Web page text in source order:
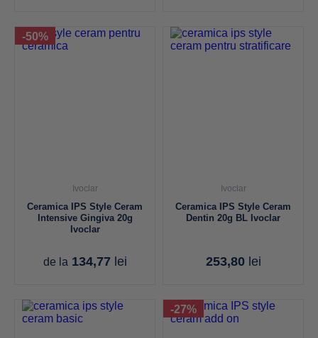
-50%
Ivoclar
Ceramica IPS Style Ceram
Intensive Gingiva 20g
Ivoclar
de la 134,77 lei
Ivoclar
Ceramica IPS Style Ceram
Dentin 20g BL Ivoclar
253,80 lei
-27%